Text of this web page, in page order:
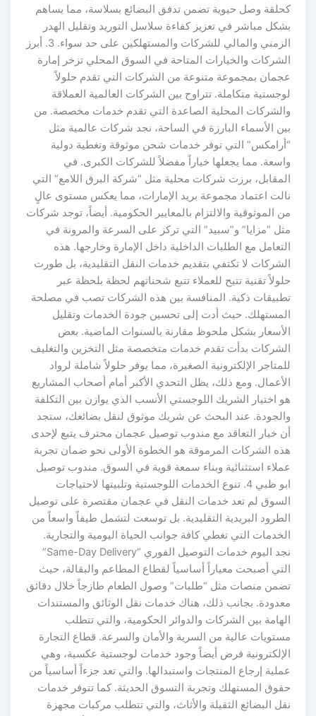
كحلقة وصل حيوية تضمن تدفق البضائع بسلاسة، مما يساهم
بشكل مباشر في تعزيز كفاءة سلاسل التوريد وتقليل الهدر
الزمني والمالي للشركات والمستهلكين على حد سواء. 3. أبرز
الشركات والخيارات المتاحة في السوق المحلي تزخر إمارة
عجمان بمجموعة متنوعة من الشركات التي تقدم حلولاً
لوجستية متكاملة. تتراوح بين الشركات العالمية العملاقة
والشركات المحلية الصاعدة التي تقدم خدمات مخصصة. من
بين الأسماء البارزة في الساحة، نجد شركات عالمية مثل
“أرامكس” التي توفر خدمات شحن موثوقة وتغطية دولية
واسعة. مما يجعلها خياراً مفضلاً للشركات الكبرى. في
المقابل، برزت شركات محلية مثل “شركة البرق اللامع” التي
نالت اعتماد مجموعة بريد الإمارات، مما يعكس مستوى عالٍ
من الموثوقية والالتزام بالمعايير الحكومية. أيضاً، توجد شركات
مثل “مزايا” و”سبيد” التي تركز على السرعة والمرونة في
التعامل مع الطلبات الداخلية داخل الإمارة وخارجها. هذه
الشركات لا تكتفي بتقديم خدمات النقل التقليدية، بل طورت
حلولاً تقنية تتيح للعملاء تتبع شحناتهم لحظة بلحظة عبر
تطبيقات ذكية. المنافسة بين هذه الشركات تصب في مصلحة
المستهلك. حيث أدت إلى تحسين جودة الخدمات وتقليل
الأسعار بشكل ملحوظ مقارنة بالسنوات الماضية. بعض
الشركات بدأت تقدم خدمات متخصصة مثل التخزين والتغليف
للمتاجر الإلكترونية الصغيرة، مما يوفر حلولاً شاملة لرواد
الأعمال. ومع ذلك، يظل التحدي الأكبر أمام أصحاب المشاريع
هو اختيار الشريك اللوجستي الأنسب الذي يوازن بين التكلفة
والجودة. عند البحث عن شريك موثوق لنقل بضائعك، ستجد
أن خيار التعاقد مع مندوب توصيل عجمان محترف يتبع لإحدى
هذه الشركات المرموقة هو الخطوة الأولى نحو ضمان تجربة
عملاء استثنائية وبناء سمعة قوية في السوق. مندوب توصيل
ابو ظبي 4. تنوع الخدمات اللوجستية وتلبيتها لاحتياجات
السوق لم تعد خدمات النقل في عجمان مقتصرة على توصيل
الطرود البريدية التقليدية. بل توسعت لتشمل طيفاً واسعاً من
الخدمات التي تغطي كافة جوانب الحياة اليومية والتجارية.
نجد اليوم خدمات التوصيل الفوري “Same-Day Delivery”
التي أصبحت معياراً أساسياً لقطاع المطاعم والبقالة، حيث
تضمن منصات مثل “طلبات” وصول الطعام طازجاً خلال دقائق
معدودة. بجانب ذلك، هناك خدمات نقل الوثائق والمستندات
الهامة بين الشركات والدوائر الحكومية، والتي تتطلب
مستويات عالية من السرية والأمان والسرعة. قطاع التجارة
الإلكترونية فرض أيضاً وجود خدمات لوجستية عكسية، وهي
عملية إرجاع المنتجات واستبدالها. والتي تعد جزءاً أساسياً من
حقوق المستهلك وتجربة التسوق الحديثة. كما تتوفر خدمات
نقل البضائع الثقيلة والأثاث، والتي تتطلب مركبات مجهزة